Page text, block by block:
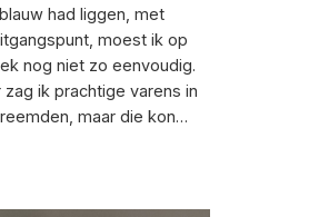
had liggen, met
moest ik op
nog niet zo eenvoudig.
zag ik prachtige varens in
maar die kon…